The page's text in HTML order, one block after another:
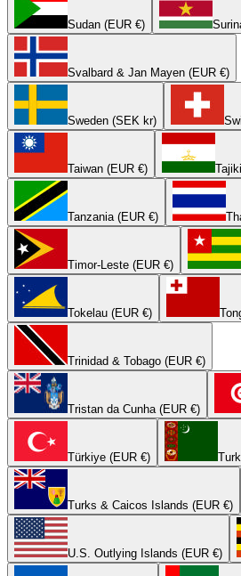
Sudan (EUR €)
Svalbard & Jan Mayen (EUR €)
Sweden (SEK kr)
Taiwan (EUR €)
Tanzania (EUR €)
Timor-Leste (EUR €)
Tokelau (EUR €)
Trinidad & Tobago (EUR €)
Tristan da Cunha (EUR €)
Türkiye (EUR €)
Turks & Caicos Islands (EUR €)
U.S. Outlying Islands (EUR €)